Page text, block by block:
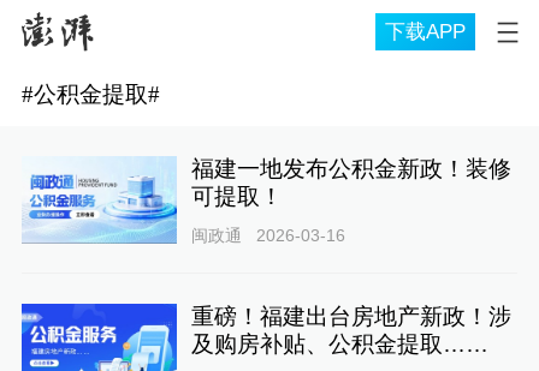
下载APP
#公积金提取#
福建一地发布公积金新政！装修
可提取！
闽政通 2026-03-16
重磅！福建出台房地产新政！涉
及购房补贴、公积金提取……